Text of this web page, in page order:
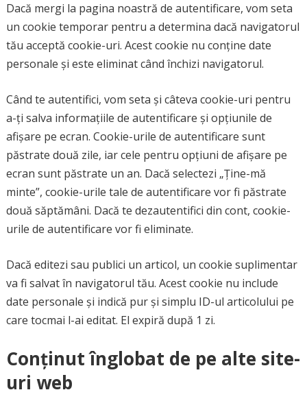
Dacă mergi la pagina noastră de autentificare, vom seta
un cookie temporar pentru a determina dacă navigatorul
tău acceptă cookie-uri. Acest cookie nu conține date
personale și este eliminat când închizi navigatorul.
Când te autentifici, vom seta și câteva cookie-uri pentru
a-ți salva informațiile de autentificare și opțiunile de
afișare pe ecran. Cookie-urile de autentificare sunt
păstrate două zile, iar cele pentru opțiuni de afișare pe
ecran sunt păstrate un an. Dacă selectezi „Ține-mă
minte”, cookie-urile tale de autentificare vor fi păstrate
două săptămâni. Dacă te dezautentifici din cont, cookie-
urile de autentificare vor fi eliminate.
Dacă editezi sau publici un articol, un cookie suplimentar
va fi salvat în navigatorul tău. Acest cookie nu include
date personale și indică pur și simplu ID-ul articolului pe
care tocmai l-ai editat. El expiră după 1 zi.
Conținut înglobat de pe alte site-
uri web